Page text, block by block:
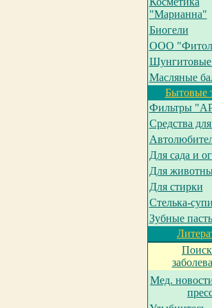
"Марианна"
Биогели
ООО
Масляные
Бытовые
Фильтры
Средства
Для сада и
Для
Для стирки
Cтелька-
Зубные
Мед.